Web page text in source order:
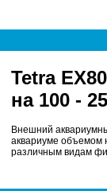
Tetra
на 100 -
Внешний
аквариуме объемом
различным видам